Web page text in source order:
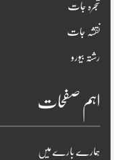
شجرہ جات
نقشہ جات
رشتہ بیورو
اہم صفحات
ہمارے بارے میں